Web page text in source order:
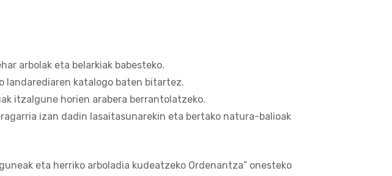
arbolak eta belarkiak babesteko.
landarediaren katalogo baten bitartez.
itzalgune horien arabera berrantolatzeko.
izan dadin lasaitasunarekin eta bertako natura-balioak
eta herriko arboladia kudeatzeko Ordenantza” onesteko